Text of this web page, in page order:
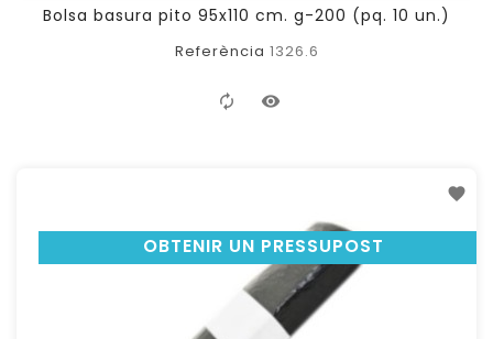
Bolsa basura pito 95x110 cm. g-200 (pq. 10 un.)
Referència 1326.6
OBTENIR UN PRESSUPOST